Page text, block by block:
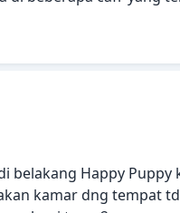
belakang Happy
kamar dng tempat